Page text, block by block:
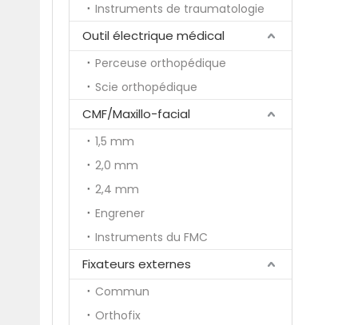
Instruments de traumatologie
Outil électrique médical
Perceuse orthopédique
Scie orthopédique
CMF/Maxillo-facial
1,5 mm
2,0 mm
2,4 mm
Engrener
Instruments du FMC
Fixateurs externes
Commun
Orthofix